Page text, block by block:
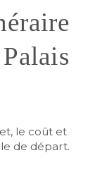
le coût et
de départ.